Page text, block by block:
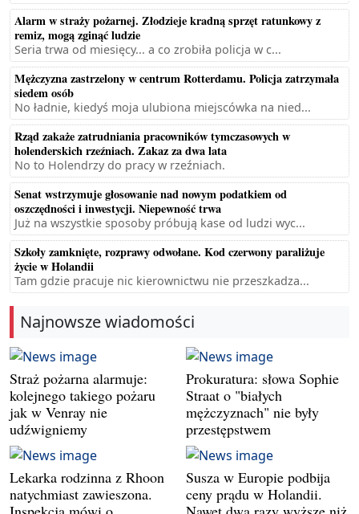
Alarm w straży pożarnej. Złodzieje kradną sprzęt ratunkowy z
remiz, mogą zginąć ludzie
Seria trwa od miesięcy... a co zrobiła policja w c...
Mężczyzna zastrzelony w centrum Rotterdamu. Policja zatrzymała
siedem osób
No ładnie, kiedyś moja ulubiona miejscówka na nied...
Rząd zakaże zatrudniania pracowników tymczasowych w
holenderskich rzeźniach. Zakaz za dwa lata
No to Holendrzy do pracy w rzeźniach.
Senat wstrzymuje głosowanie nad nowym podatkiem od
oszczędności i inwestycji. Niepewność trwa
Już na wszystkie sposoby próbują kase od ludzi wyc...
Szkoły zamknięte, rozprawy odwołane. Kod czerwony paraliżuje
życie w Holandii
Tam gdzie pracuje nic kierownictwu nie przeszkadza...
Najnowsze wiadomości
Straż pożarna alarmuje:
kolejnego takiego pożaru
jak w Venray nie
udźwigniemy
Prokuratura: słowa Sophie
Straat o "białych
mężczyznach" nie były
przestępstwem
Lekarka rodzinna z Rhoon
natychmiast zawieszona.
Susza w Europie podbija
ceny prądu w Holandii.